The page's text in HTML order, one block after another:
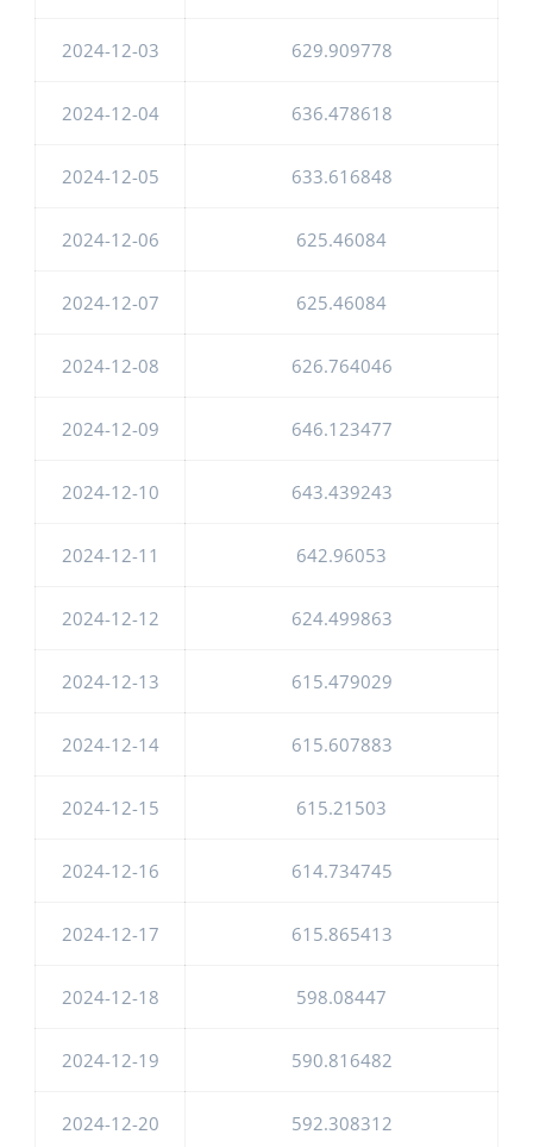
2024-12-03 629.909778
2024-12-04 636.478618
2024-12-05 633.616848
2024-12-06 625.46084
2024-12-07 625.46084
2024-12-08 626.764046
2024-12-09 646.123477
2024-12-10 643.439243
2024-12-11 642.96053
2024-12-12 624.499863
2024-12-13 615.479029
2024-12-14 615.607883
2024-12-15 615.21503
2024-12-16 614.734745
2024-12-17 615.865413
2024-12-18 598.08447
2024-12-19 590.816482
2024-12-20 592.308312